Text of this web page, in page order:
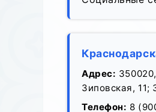
Адрес:
Зиповская, 11;
Телефон: 8